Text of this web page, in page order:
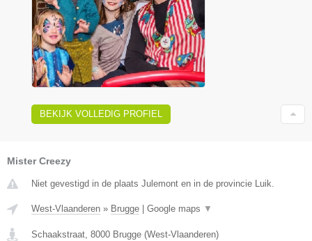
BEKIJK VOLLEDIG PROFIEL
Mister Creezy
Niet gevestigd in de plaats Julemont en in de provincie Luik.
West-Vlaanderen » Brugge Google maps ▼
Schaakstraat, 8000 Brugge (West-Vlaanderen)